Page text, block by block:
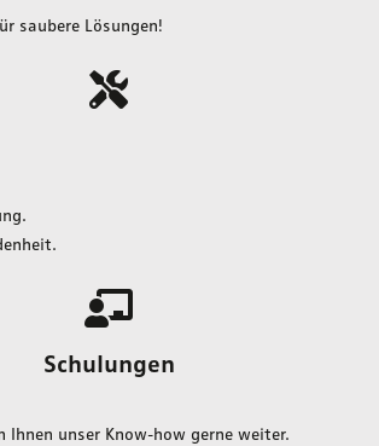
saubere Lösungen!
Schulungen
Ihnen unser Know-how gerne weiter.